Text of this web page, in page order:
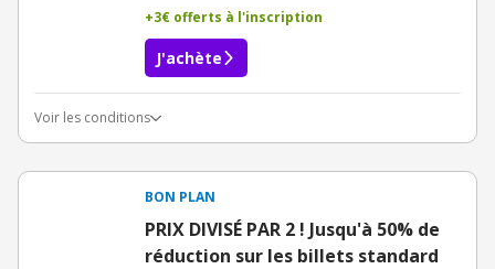
+3€ offerts à l'inscription
J'achète
Voir les conditions
BON PLAN
PRIX DIVISÉ PAR 2 ! Jusqu'à 50% de
réduction sur les billets standard